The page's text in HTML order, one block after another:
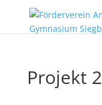
Projekt 2